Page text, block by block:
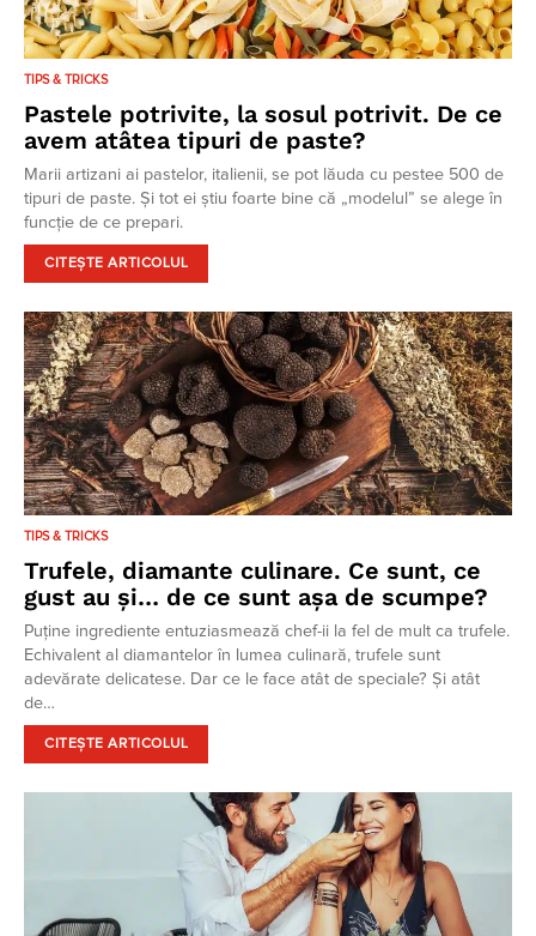
TIPS & TRICKS
Pastele potrivite, la sosul potrivit. De ce
avem atâtea tipuri de paste?
Marii artizani ai pastelor, italienii, se pot lăuda cu pestee 500 de
tipuri de paste. Și tot ei știu foarte bine că „modelul” se alege în
funcție de ce prepari.
CITEȘTE ARTICOLUL
TIPS & TRICKS
Trufele, diamante culinare. Ce sunt, ce
gust au și… de ce sunt așa de scumpe?
Puține ingrediente entuziasmează chef-ii la fel de mult ca trufele.
Echivalent al diamantelor în lumea culinară, trufele sunt
adevărate delicatese. Dar ce le face atât de speciale? Și atât
de…
CITEȘTE ARTICOLUL